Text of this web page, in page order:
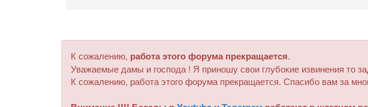
К сожалению, работа этого форума прекращается.
Уважаемые дамы и господа ! Я приношу свои глубокие извинения то
К сожалению, работа этого форума прекращается. Спасибо вам за